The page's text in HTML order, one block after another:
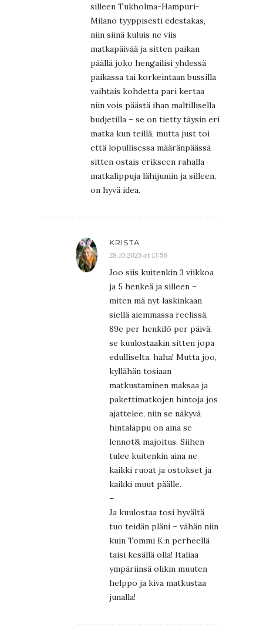
silleen Tukholma-Hampuri-
Milano tyyppisesti edestakas,
niin siinä kuluis ne viis
matkapäivää ja sitten paikan
päällä joko hengailisi yhdessä
paikassa tai korkeintaan bussilla
vaihtais kohdetta pari kertaa
niin vois päästä ihan maltillisella
budjetilla – se on tietty täysin eri
matka kun teillä, mutta just toi
että lopullisessa määränpäässä
sitten ostais erikseen rahalla
matkalippuja lähijuniin ja silleen,
on hyvä idea.
KRISTA
28.10.2025 at 13:56
Joo siis kuitenkin 3 viikkoa
ja 5 henkeä ja silleen –
miten mä nyt laskinkaan
siellä aiemmassa reelissä,
89e per henkilö per päivä,
se kuulostaakin sitten jopa
edulliselta, haha! Mutta joo,
kyllähän tosiaan
matkustaminen maksaa ja
pakettimatkojen hintoja jos
ajattelee, niin se näkyvä
hintalappu on aina se
lennot& majoitus. Siihen
tulee kuitenkin aina ne
kaikki ruoat ja ostokset ja
kaikki muut päälle.
–
Ja kuulostaa tosi hyvältä
tuo teidän pläni – vähän niin
kuin Tommi K:n perheellä
taisi kesällä olla! Italiaa
ympäriinsä olikin muuten
helppo ja kiva matkustaa
junalla!